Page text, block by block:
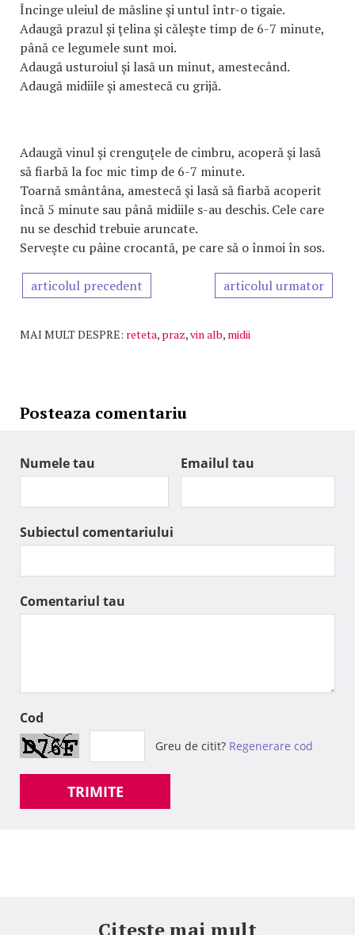
Încinge uleiul de măsline şi untul într-o tigaie.
Adaugă prazul şi ţelina şi căleşte timp de 6-7 minute,
până ce legumele sunt moi.
Adaugă usturoiul şi lasă un minut, amestecând.
Adaugă midiile şi amestecă cu grijă.
Adaugă vinul şi crenguţele de cimbru, acoperă şi lasă
să fiarbă la foc mic timp de 6-7 minute.
Toarnă smântâna, amestecă şi lasă să fiarbă acoperit
încă 5 minute sau până midiile s-au deschis. Cele care
nu se deschid trebuie aruncate.
Serveşte cu pâine crocantă, pe care să o înmoi în sos.
articolul precedent articolul urmator
MAI MULT DESPRE: reteta, praz,vin alb, midii
Posteaza comentariu
Numele tau Emailul tau
Subiectul comentariului
Comentariul tau
Cod
Greu de citit? Regenerare cod
TRIMITE
Citeste mai mult